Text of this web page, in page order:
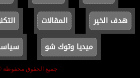
هدف الخير
المقالات
ميديا وتوك شو
جميع الحقوق محفوظة